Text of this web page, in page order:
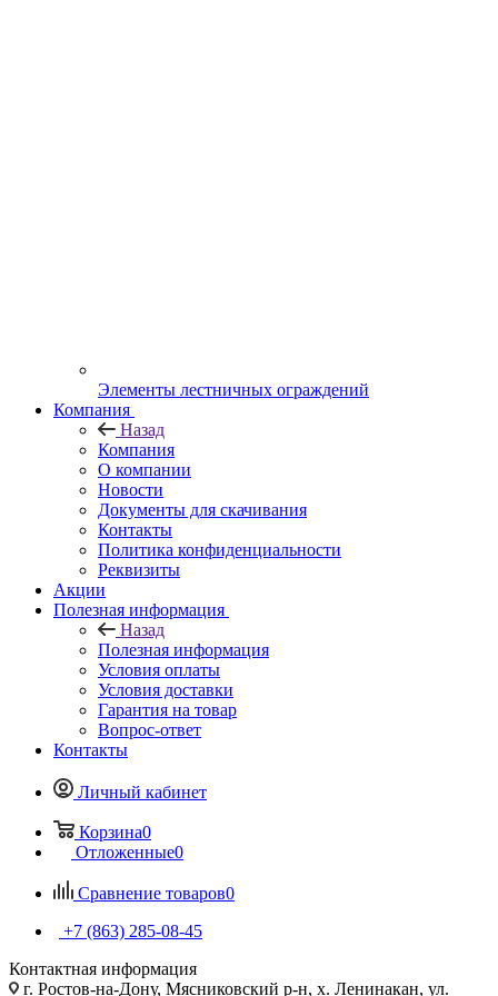
Элементы лестничных ограждений
Компания
Назад
Компания
О компании
Новости
Документы для скачивания
Контакты
Политика конфиденциальности
Реквизиты
Акции
Полезная информация
Назад
Полезная информация
Условия оплаты
Условия доставки
Гарантия на товар
Вопрос-ответ
Контакты
Личный кабинет
Корзина0
Отложенные0
Сравнение товаров0
+7 (863) 285-08-45
Контактная информация
г. Ростов-на-Дону, Мясниковский р-н, х. Ленинакан, ул.